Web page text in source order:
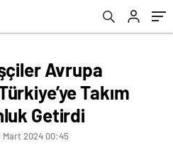
Avrupa
Takım
Getirdi
Mart 2024 00:45